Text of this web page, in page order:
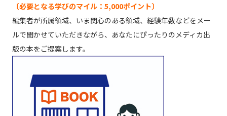
〔必要となる学びのマイル：5,000ポイント〕
編集者が所属領域、いま関心のある領域、経験年数などをメー
ルで聞かせていただきながら、あなたにぴったりのメディカ出
版の本をご提案します。